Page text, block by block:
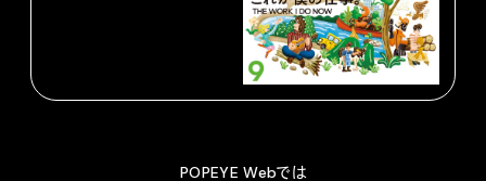
POPEYE Webでは